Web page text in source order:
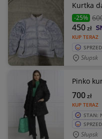
Kurtka
-25%
KUP TERAZ
450zł
Słupsk
Pinko
KUP TERAZ
700zł
STAN:
Słupsk